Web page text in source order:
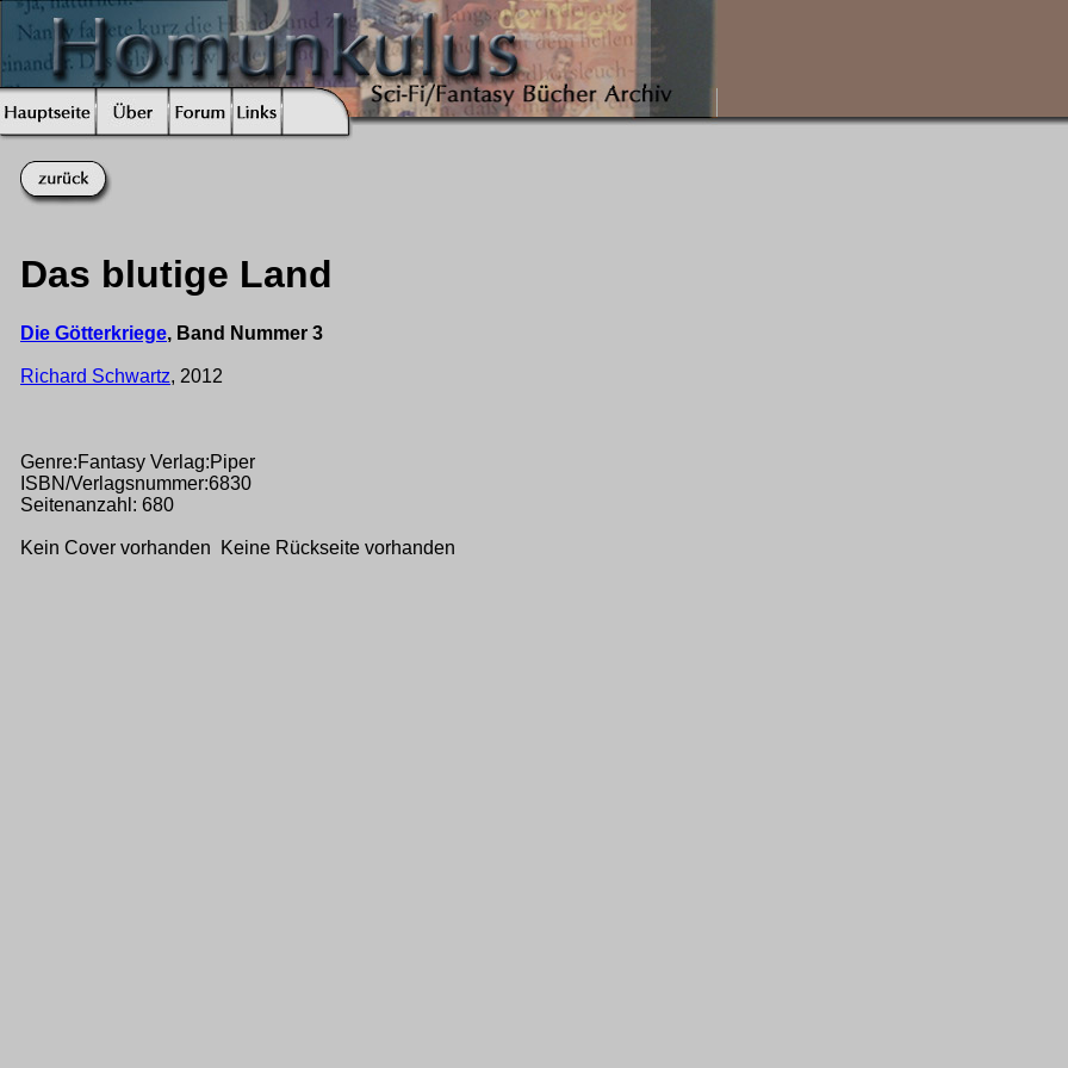
Das blutige Land
Die Götterkriege, Band Nummer 3
Richard Schwartz, 2012
Genre:Fantasy Verlag:Piper
ISBN/Verlagsnummer:6830
Seitenanzahl: 680
Kein Cover vorhanden Keine Rückseite vorhanden